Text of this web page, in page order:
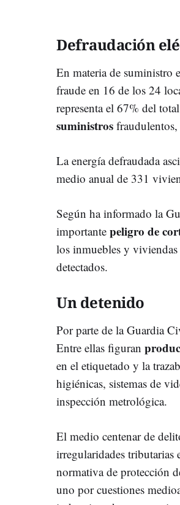
Defraudación
En materia de suministro
fraude en 16 de los 24
representa el 67% del
suministros
La energía defraudada
medio anual de 331
Según ha informado la
importante peligro de
los inmuebles y
detectados.
Un detenido
Por parte de la Guardia
Entre ellas figuran
en el etiquetado y la
higiénicas, sistemas de
inspección metrológica.
El medio centenar de
irregularidades
normativa de protección
uno por cuestiones